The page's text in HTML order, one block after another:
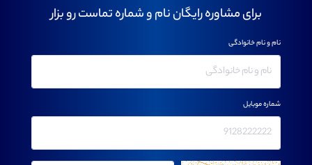
برای مشاوره رایگان نام و شماره تماست رو بزار
نام و نام خانوادگی
شماره موبایل